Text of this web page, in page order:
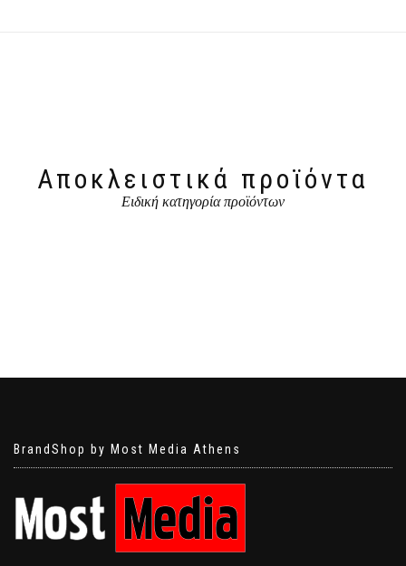
Αποκλειστικά προϊόντα
Ειδική κατηγορία προϊόντων
BrandShop by Most Media Athens